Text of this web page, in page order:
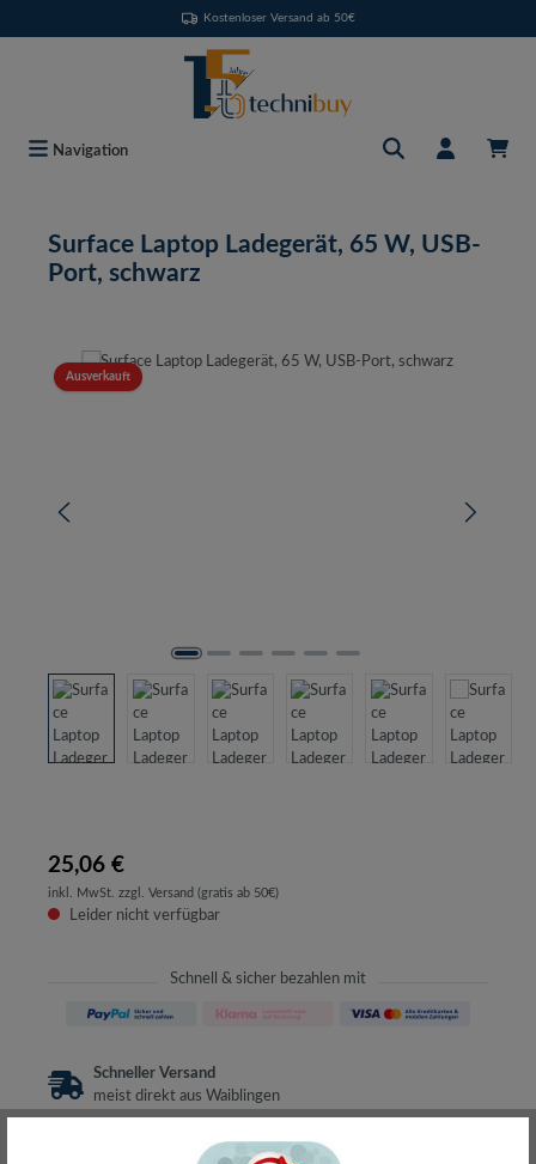
Kostenloser Versand ab 50€
Navigation
Surface Laptop Ladegerät, 65 W, USB-
Port, schwarz
Bildergalerie überspringen
Ausverkauft
25,06 €
inkl. MwSt. zzgl. Versand (gratis ab 50€)
Leider nicht verfügbar
Schnell & sicher bezahlen mit
Schneller Versand
meist direkt aus Waiblingen
ohne Risiko bestellen